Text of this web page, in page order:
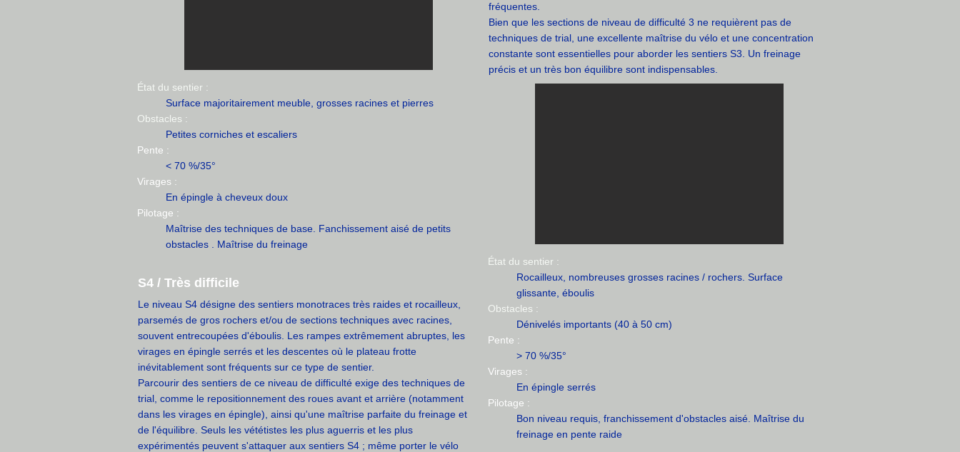
État du sentier :
Surface majoritairement meuble, grosses racines et pierres
Obstacles :
Petites corniches et escaliers
Pente :
< 70 %/35°
Virages :
En épingle à cheveux doux
Pilotage :
Maîtrise des techniques de base. Fanchissement aisé de petits
obstacles . Maîtrise du freinage
S4 / Très difficile
Le niveau S4 désigne des sentiers monotraces très raides et rocailleux,
parsemés de gros rochers et/ou de sections techniques avec racines,
souvent entrecoupées d'éboulis. Les rampes extrêmement abruptes, les
virages en épingle serrés et les descentes où le plateau frotte
inévitablement sont fréquents sur ce type de sentier.
Parcourir des sentiers de ce niveau de difficulté exige des techniques de
trial, comme le repositionnement des roues avant et arrière (notamment
dans les virages en épingle), ainsi qu'une maîtrise parfaite du freinage et
de l'équilibre. Seuls les vététistes les plus aguerris et les plus
expérimentés peuvent s'attaquer aux sentiers S4 ; même porter le vélo
fréquentes.
Bien que les sections de niveau de difficulté 3 ne requièrent pas de
techniques de trial, une excellente maîtrise du vélo et une concentration
constante sont essentielles pour aborder les sentiers S3. Un freinage
précis et un très bon équilibre sont indispensables.
État du sentier :
Rocailleux, nombreuses grosses racines / rochers. Surface
glissante, éboulis
Obstacles :
Dénivelés importants (40 à 50 cm)
Pente :
> 70 %/35°
Virages :
En épingle serrés
Pilotage :
Bon niveau requis, franchissement d'obstacles aisé. Maîtrise du
freinage en pente raide